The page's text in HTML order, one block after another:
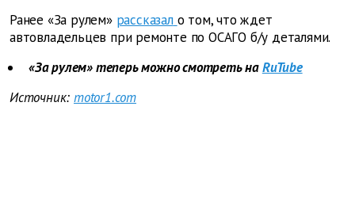
Ранее «За рулем» рассказал о том, что ждет
автовладельцев при ремонте по ОСАГО б/у деталями.
«За рулем» теперь можно смотреть наRuTube
Источник: motor1.com